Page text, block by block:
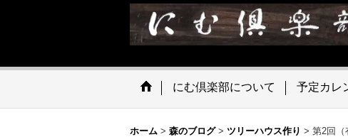
にむ倶楽部について 予定カレ
ホーム > 森のブログ > ツリーハウス作り > 第2回（